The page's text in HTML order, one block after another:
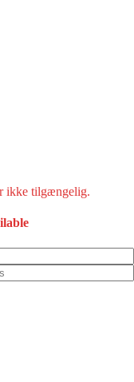
ikke tilgængelig.